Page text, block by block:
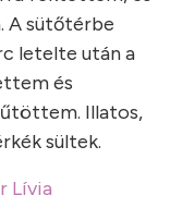
A sütőtérbe
letelte után a
és
Illatos,
sültek.
Lívia